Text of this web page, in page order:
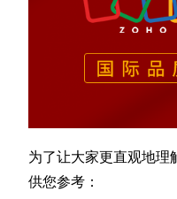
为了让大家更直观地理
供您参考：